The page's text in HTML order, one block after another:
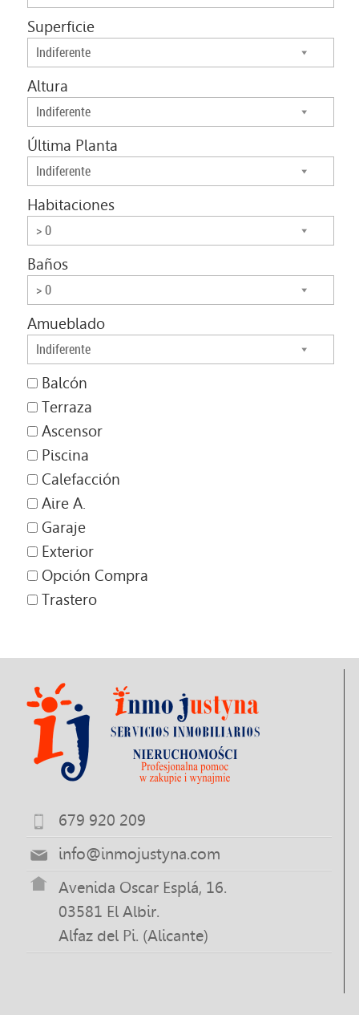
Superficie
Indiferente
Altura
Indiferente
Última Planta
Indiferente
Habitaciones
> 0
Baños
> 0
Amueblado
Indiferente
Balcón
Terraza
Ascensor
Piscina
Calefacción
Aire A.
Garaje
Exterior
Opción Compra
Trastero
679 920 209
info@inmojustyna.com
Avenida Oscar Esplá, 16.
03581 El Albir.
Alfaz del Pi. (Alicante)